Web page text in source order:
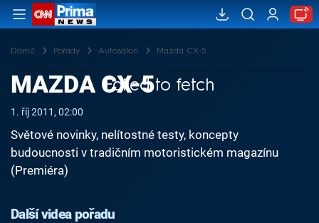
Domů Pořady Autosalon Mazda CX-5
Failed to fetch
MAZDA CX-5
1. říj 2011, 02:00
Světové novinky, nelítostné testy, koncepty
budoucnosti v tradičním motoristickém magazínu
(Premiéra)
Další videa pořadu